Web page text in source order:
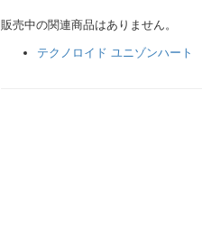
販売中の関連商品はありません。
テクノロイド ユニゾンハート